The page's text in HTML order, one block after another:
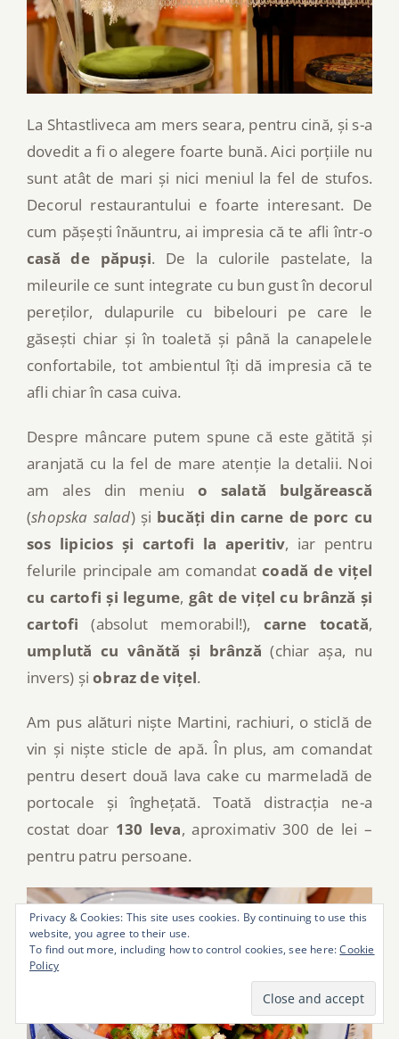
La Shtastliveca am mers seara, pentru cină, și s-a
dovedit a fi o alegere foarte bună. Aici porțiile nu
sunt atât de mari și nici meniul la fel de stufos.
Decorul restaurantului e foarte interesant. De
cum pășești înăuntru, ai impresia că te afli într-o
casă de păpuși. De la culorile pastelate, la
mileurile ce sunt integrate cu bun gust în decorul
pereților, dulapurile cu bibelouri pe care le
găsești chiar și în toaletă și până la canapelele
confortabile, tot ambientul îți dă impresia că te
afli chiar în casa cuiva.
Despre mâncare putem spune că este gătită și
aranjată cu la fel de mare atenție la detalii. Noi
am ales din meniu o salată bulgărească
(shopska salad) și bucăți din carne de porc cu
sos lipicios și cartofi la aperitiv, iar pentru
felurile principale am comandatcoadă de vițel
cu cartofi și legume, gât de vițel cu brânză și
cartofi (absolut memorabil!), carne tocată,
umplută cu vânătă și brânză (chiar așa, nu
invers) șiobraz de vițel.
Am pus alături niște Martini, rachiuri, o sticlă de
vin și niște sticle de apă. În plus, am comandat
pentru desert două lava cake cu marmeladă de
portocale și înghețată. Toată distracția ne-a
costat doar 130 leva, aproximativ 300 de lei –
pentru patru persoane.
Privacy & Cookies: This site uses cookies. By continuing to use this
website, you agree to their use.
To find out more, including how to control cookies, see here:Cookie
Policy